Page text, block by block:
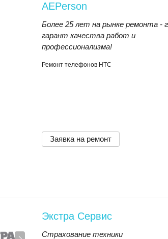
AEPerson
Более 25 лет на рынке ремонта -
гарант качества работ и
профессионализма!
Ремонт телефонов HTC
Заявка на ремонт
Экстра Сервис
Страхование техники